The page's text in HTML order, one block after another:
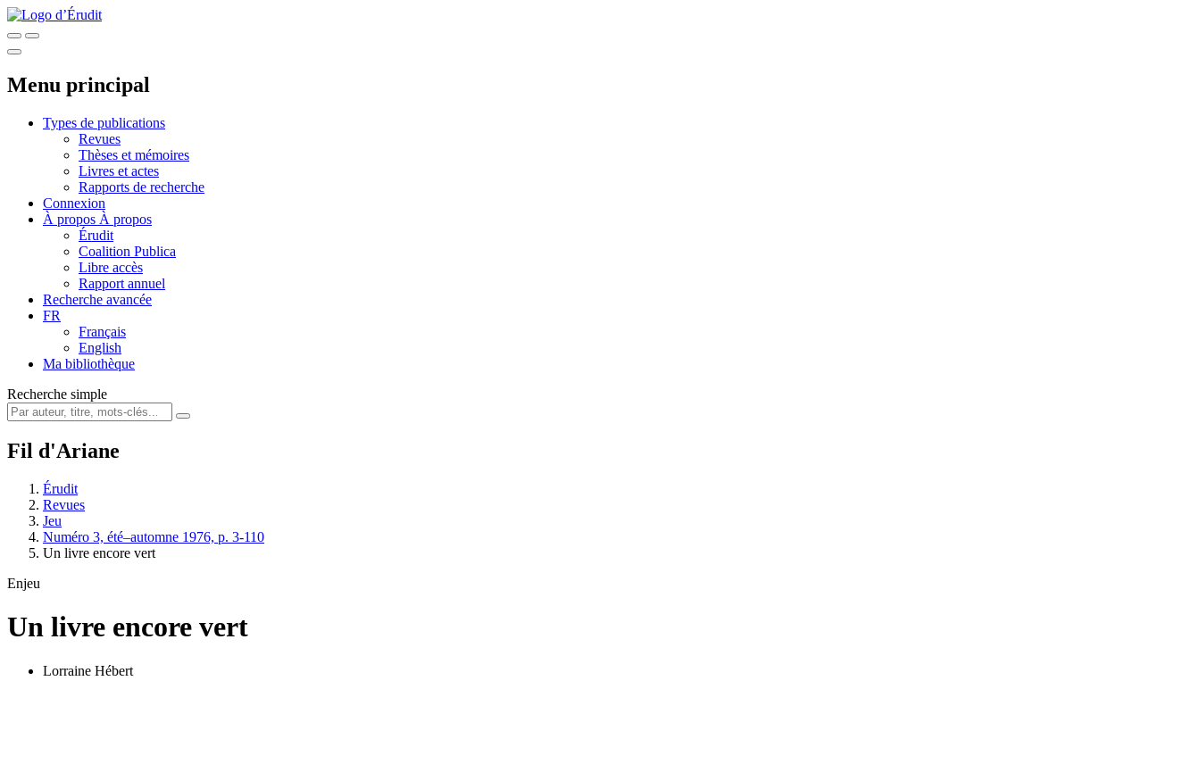
Menu principal
Types de publications
Revues
Thèses et mémoires
Livres et actes
Rapports de recherche
Connexion
À propos À propos
Érudit
Coalition Publica
Libre accès
Rapport annuel
Recherche avancée
FR
Français
English
Ma bibliothèque
Recherche simple
Fil d'Ariane
Érudit
Revues
Jeu
Numéro 3, été–automne 1976, p. 3-110
Un livre encore vert
Enjeu
Un livre encore vert
Lorraine Hébert